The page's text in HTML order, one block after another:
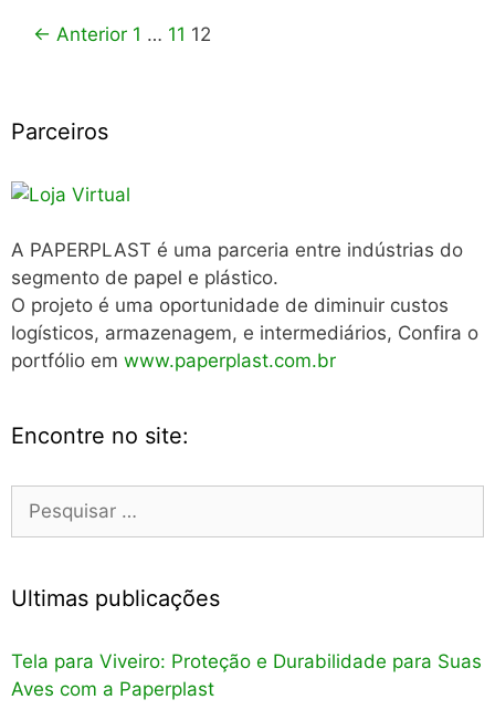
Navegação
← Anterior 1 … 11 12
Parceiros
A PAPERPLAST é uma parceria entre indústrias do
segmento de papel e plástico.
O projeto é uma oportunidade de diminuir custos
logísticos, armazenagem, e intermediários, Confira o
portfólio em www.paperplast.com.br
Encontre no site:
Pesquisar
Ultimas publicações
Tela para Viveiro: Proteção e Durabilidade para Suas
Aves com a Paperplast